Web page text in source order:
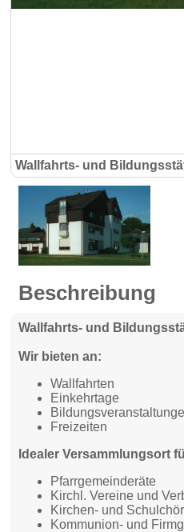
Wallfahrts- und
Beschreibung
Wallfahrts- und
Wir bieten an:
Wallfahrten
Einkehrtage
Freizeiten
Idealer Versammlungsort
Pfarrgemeinderäte
Kirchl. Vereine und
Kirchen- und
Kommunion- und